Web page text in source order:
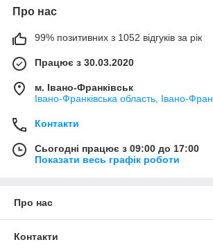
Про нас
99% позитивних з 1052 відгуків за рік
Працює з 30.03.2020
м. Івано-Франківськ
Івано-Франківська область, Івано-
Контакти
Сьогодні працює з 09:00 до 17:00
Показати весь графік роботи
Про нас
Контакти